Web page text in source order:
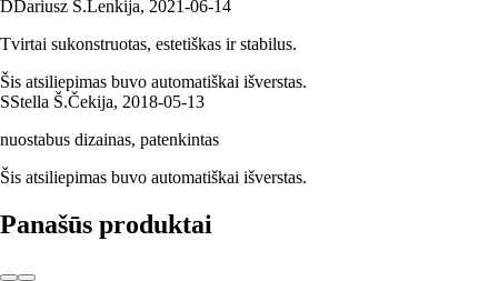
DDariusz Ś.Lenkija, 2021‑06‑14
Tvirtai sukonstruotas, estetiškas ir stabilus.
Šis atsiliepimas buvo automatiškai išverstas.
SStella Š.Čekija, 2018‑05‑13
nuostabus dizainas, patenkintas
Šis atsiliepimas buvo automatiškai išverstas.
Panašūs produktai